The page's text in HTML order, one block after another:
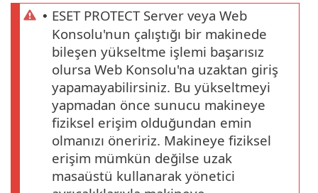
• ESET PROTECT Server veya Web
Konsolu'nun çalıştığı bir makinede
bileşen yükseltme işlemi başarısız
olursa Web Konsolu'na uzaktan giriş
yapamayabilirsiniz. Bu yükseltmeyi
yapmadan önce sunucu makineye
fiziksel erişim olduğundan emin
olmanızı öneririz. Makineye fiziksel
erişim mümkün değilse uzak
masaüstü kullanarak yönetici